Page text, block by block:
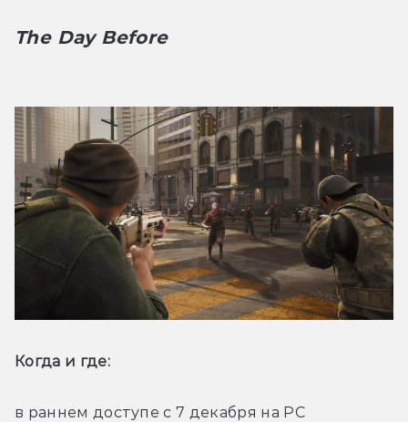
The Day Before
Когда и где:
в раннем доступе с 7 декабря на PC